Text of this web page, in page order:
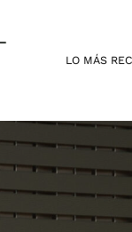
LO MÁS